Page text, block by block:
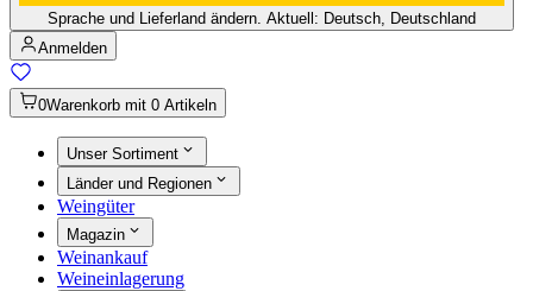
Sprache und Lieferland ändern. Aktuell: Deutsch, Deutschland
Anmelden
0Warenkorb mit 0 Artikeln
Unser Sortiment
Länder und Regionen
Weingüter
Magazin
Weinankauf
Weineinlagerung